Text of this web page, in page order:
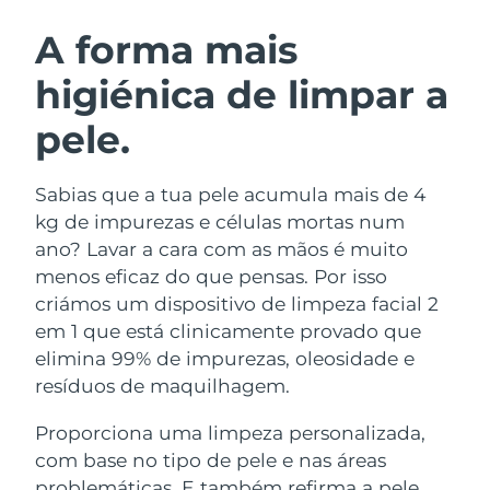
A forma mais
higiénica de limpar a
pele.
Sabias que a tua pele acumula mais de 4
kg de impurezas e células mortas num
ano? Lavar a cara com as mãos é muito
menos eficaz do que pensas. Por isso
criámos um dispositivo de limpeza facial 2
em 1 que está clinicamente provado que
elimina 99% de impurezas, oleosidade e
resíduos de maquilhagem.
Proporciona uma limpeza personalizada,
com base no tipo de pele e nas áreas
Limpeza facial
Anti-aging massage
LUNA™ 4 Plus
Massage, LED heating
LUNA™ 4 Men
Microcurrent toning
BEAR™ 2 go
Microcurrent toning on-the-go
BEAR™ 2 eyes & lips
Hidratação
UFO™ 3 kit
Deep facial hydration
UFO™ 3 LED
Near-infrared and red light therapy
device
Cuidado oral
issa™ 4
Hybrid silicone sonic toothbrush
Smart hybrid silicone sonic toothbrush
TRATAMENTO ANTIENVELHECIMENTO
FAQ™
Antienvelhecimento Tratamentos LED
Áustria Entrega prevista
Barein Entrega prevista09/08/2026
Bélgica
Bermudas Entrega prevista14/08/2026
Bósnia e
Herzegovina
Entrega prevista11/08/2026
Brunei Entrega prevista 13/08/2026
Bulgária Entrega prevista08/08/2026
Chile Entrega prevista12/08/2026